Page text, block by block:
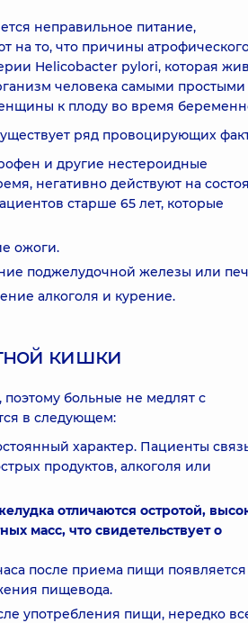
неправильное питание,
на то, что причины
Helicobacter pylori, которая
человека самыми простыми
к плоду во время
ряд провоцирующих
и другие нестероидные
негативно действуют на
старше 65 лет, которые
ожоги.
поджелудочной железы или
алкоголя и курение.
кишки
больные не медлят с
в следующем:
характер. Пациенты
продуктов, алкоголя или
отличаются остротой,
масс, что свидетельствует о
после приема пищи появляется
пищевода.
употребления пищи, нередко